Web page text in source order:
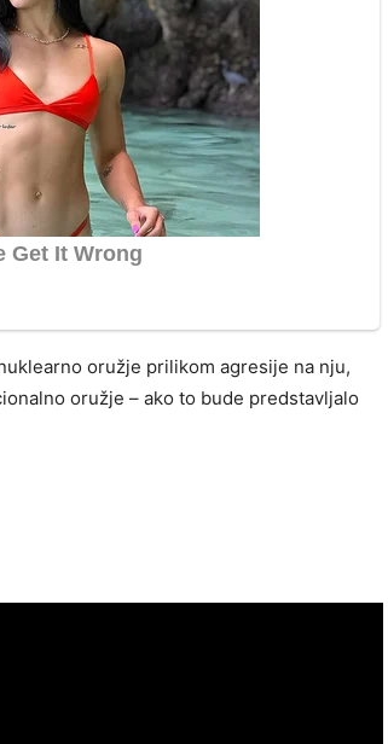
oružje prilikom agresije na nju,
oružje – ako to bude predstavljalo